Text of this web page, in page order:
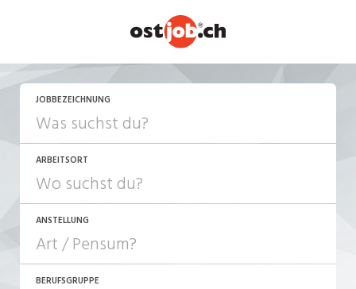
JOBBEZEICHNUNG
ARBEITSORT
ANSTELLUNG
BERUFSGRUPPE